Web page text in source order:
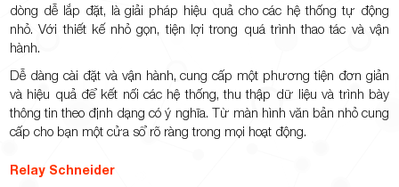
dòng dễ lắp đặt, là giải pháp hiệu quả cho các hệ thống tự động
nhỏ. Với thiết kế nhỏ gọn, tiện lợi trong quá trình thao tác và vận
hành.
Dễ dàng cài đặt và vận hành, cung cấp một phương tiện đơn giản
và hiệu quả để kết nối các hệ thống, thu thập dữ liệu và trình bày
thông tin theo định dạng có ý nghĩa. Từ màn hình văn bản nhỏ cung
cấp cho bạn một cửa sổ rõ ràng trong mọi hoạt động.
Relay Schneider